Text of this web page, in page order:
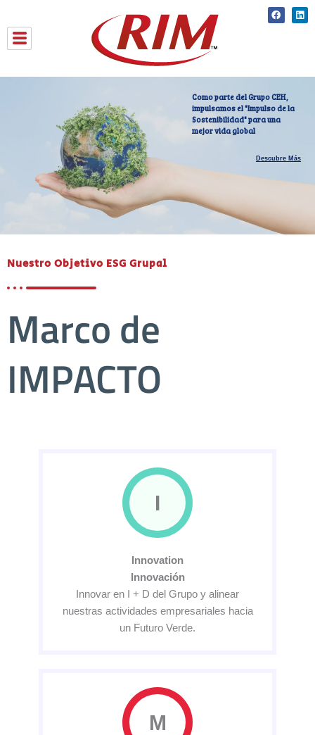
to
content
Como parte del Grupo CEH,
impulsamos el "Impulso de la
Sostenibilidad" para una
mejor vida global
Descubre Más
Nuestro Objetivo ESG Grupal
Marco de
IMPACTO
I
Innovation
Innovación
Innovar en I + D del Grupo y alinear
nuestras actividades empresariales hacia
un Futuro Verde.
M